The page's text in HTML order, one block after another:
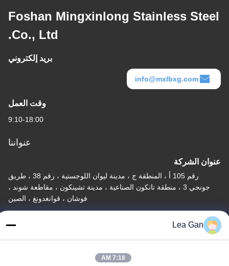
Foshan Mingxinlong Stainless Steel
Co., Ltd.
بريد إلكتروني
info@mxlbxg.com
وقت العمل
9:10-18:00
عنواننا
عنوان الشركة
رقم 105 أ ، المنطقة ج ، مدينة ليوان اللوجستية ، رقم 38 ، طريق
جونجي 3 ، منطقة تانكون الصناعية ، مدينة تشينكون ، مقاطعة شوند ،
فوشان ، قوانغدونغ ، الصين
عنوان المصنع
Lea Gan
7:18 AM